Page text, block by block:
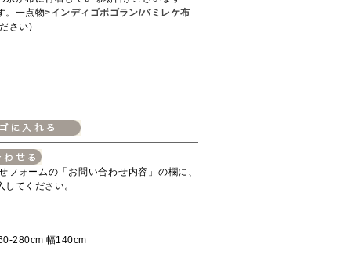
。一点物>インディゴボゴラン/バミレケ布
さい)
フォームの「お問い合わせ内容」の欄に、
てください。
280cm 幅140cm